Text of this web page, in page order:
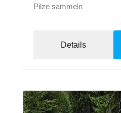
Pilze sammeln
Details